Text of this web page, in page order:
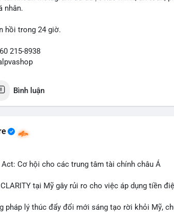
nhân.
hồi trong 24 giờ.
215-8938
Bình luận
Act: Cơ hội cho các trung tâm tài chính châu Á
tại Mỹ gây rủi ro cho việc áp dụng tiền
pháp lý thúc đẩy đổi mới sáng tạo rời khỏi Mỹ,